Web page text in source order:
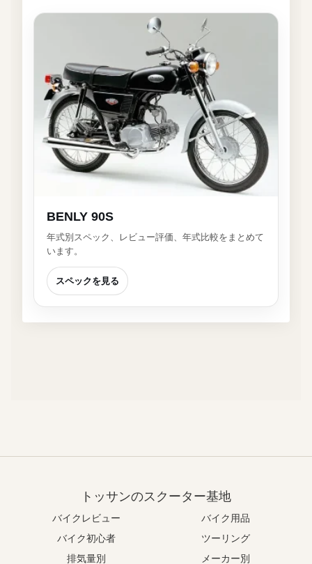
BENLY 90S
年式別スペック、レビュー評価、年式比較をまとめて
います。
スペックを見る
トッサンのスクーター基地
バイクレビュー
バイク用品
バイク初心者
ツーリング
排気量別
メーカー別